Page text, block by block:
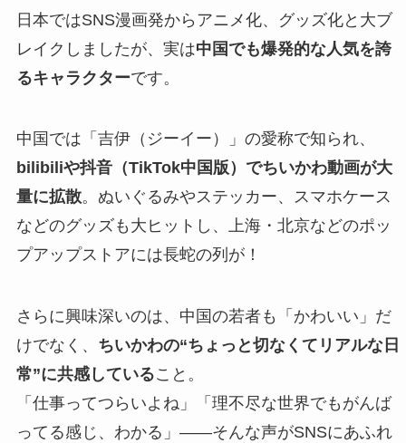
日本ではSNS漫画発からアニメ化、グッズ化と大ブ
レイクしましたが、実は中国でも爆発的な人気を誇
るキャラクターです。
中国では「吉伊（ジーイー）」の愛称で知られ、
bilibiliや抖音（TikTok中国版）でちいかわ動画が大
量に拡散。ぬいぐるみやステッカー、スマホケース
などのグッズも大ヒットし、上海・北京などのポッ
プアップストアには長蛇の列が！
さらに興味深いのは、中国の若者も「かわいい」だ
けでなく、 ちいかわの“ちょっと切なくてリアルな日
常”に共感していること。
「仕事ってつらいよね」「理不尽な世界でもがんば
ってる感じ、わかる」――そんな声がSNSにあふれ